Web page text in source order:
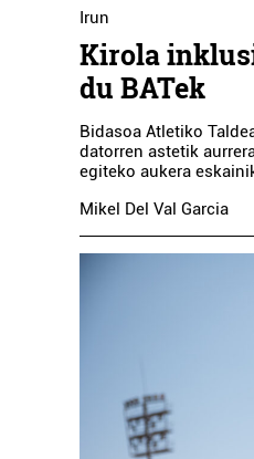
Irun
Kirola
du BATek
Bidasoa Atletiko
datorren astetik
egiteko aukera
Mikel Del Val Garcia